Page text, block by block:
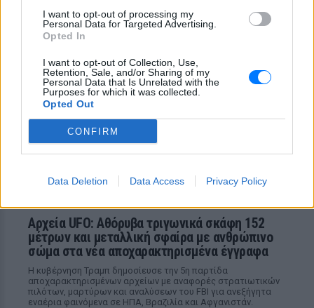
I want to opt-out of processing my
Personal Data for Targeted Advertising.
Opted In
I want to opt-out of Collection, Use,
Retention, Sale, and/or Sharing of my
Personal Data that Is Unrelated with the
Purposes for which it was collected.
Opted Out
CONFIRM
Data Deletion Data Access Privacy Policy
Καταδίωξη στο κέντρο της
Θεσσαλονίκης: Έσπασαν το
ΧΤΕΣ
Εξαιτίας των υψηλών ταχυτήτων το
λευκό όχημα έχασε τον έλεγχο και
Αρχεία UFO: Αθόρυβα τριγωνικά σκάφη 152
μέτρων και μεταλλική σφαίρα με ανθρώπινο
σώμα στα νέα αποχαρακτηρισμένα έγγραφα
Η κυβέρνηση Τραμπ δημοσίευσε την 5η παρτίδα
αποχαρακτηρισμένων αρχείων με αναφορές στρατιωτικών
πιλότων, μαρτύρων και αναλύσεων του FBI για ανεξήγητα
εναέρια φαινόμενα σε ΗΠΑ, Βραζιλία και Αφγανιστάν.